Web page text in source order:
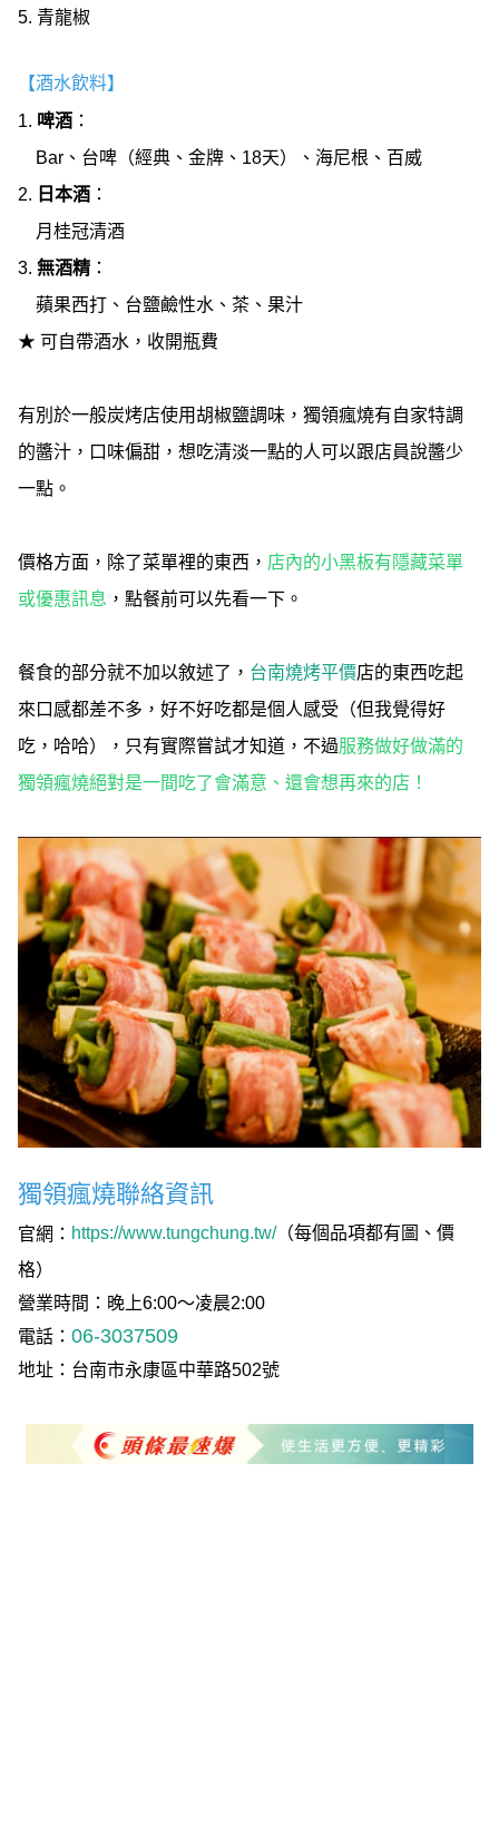
5. 青龍椒
【酒水飲料】
1. 啤酒 ：
Bar、台啤（經典、金牌、18天）、海尼根、百威
2. 日本酒 ：
月桂冠清酒
3.無酒精 ：
蘋果西打、台鹽鹼性水、茶、果汁
★ 可自帶酒水，收開瓶費
有別於一般炭烤店使用胡椒鹽調味，獨領瘋燒有自家特調
的醬汁，口味偏甜，想吃清淡一點的人可以跟店員說醬少
一點。
價格方面，除了菜單裡的東西， 店內的小黑板有隱藏菜單
或優惠訊息 ，點餐前可以先看一下。
餐食的部分就不加以敘述了， 台南燒烤平價店的東西吃起
來口感都差不多，好不好吃都是個人感受（但我覺得好
吃，哈哈），只有實際嘗試才知道，不過服務做好做滿的
獨領瘋燒絕對是一間吃了會滿意、還會想再來的店！
獨領瘋燒聯絡資訊
官網： https://www.tungchung.tw/（每個品項都有圖、價
格）
營業時間：晚上6:00～凌晨2:00
電話：06-3037509
地址：台南市永康區中華路502號